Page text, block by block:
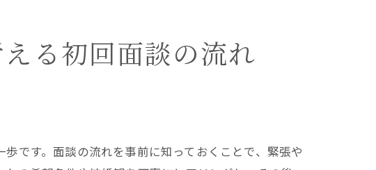
ツ
る初回面談の流れ
です。面談の流れを事前に知っておくことで、緊張や